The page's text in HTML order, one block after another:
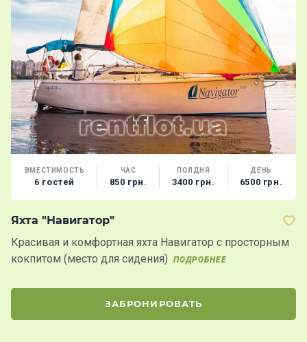
ВМЕСТИМОСТЬ
6 гостей
ЧАС
850 грн.
ПОЛДНЯ
3400 грн.
ДЕНЬ
6500 грн.
Яхта "Навигатор"
Красивая и комфортная яхта Навигатор с просторным
кокпитом (место для сидения)
ПОДРОБНЕЕ
ЗАБРОНИРОВАТЬ